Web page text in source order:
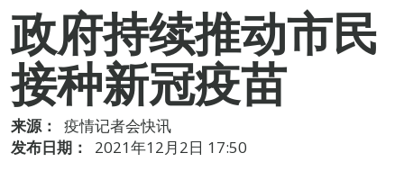
政府持续推动市民
接种新冠疫苗
来源：
疫情记者会快讯
发布日期：
2021年12月2日 17:50